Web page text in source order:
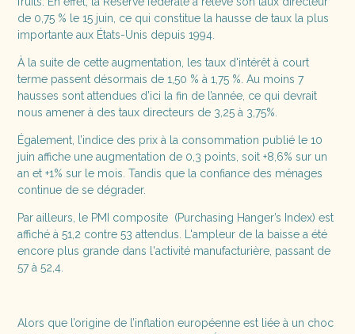
de 0,75 % le 15 juin, ce qui constitue la hausse de taux la plus
importante aux États-Unis depuis 1994.
À la suite de cette augmentation, les taux d'intérêt à court
terme passent désormais de 1,50 % à 1,75 %. Au moins 7
hausses sont attendues d’ici la fin de l’année, ce qui devrait
nous amener à des taux directeurs de 3,25 à 3,75%.
Également, l’indice des prix à la consommation publié le 10
juin affiche une augmentation de 0,3 points, soit +8,6% sur un
an et +1% sur le mois. Tandis que la confiance des ménages
continue de se dégrader.
Par ailleurs, le PMI composite (Purchasing Hanger’s Index) est
affiché à 51,2 contre 53 attendus. L'ampleur de la baisse a été
encore plus grande dans l'activité manufacturière, passant de
57 à 52,4.
Alors que l’origine de l’inflation européenne est liée à un choc